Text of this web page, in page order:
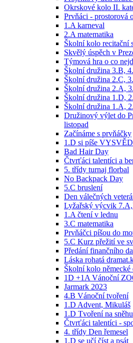
Okrskové kolo II.
Prvňáci - prostorová
1.A karneval
2.A matematika
Školní kolo recitační
Skvělý úspěch v
Týmová hra o co
Školní družina 3.B,
Školní družina 2.C,
Školní družina 2.A,
Školní družina 1.D,
Školní družina 1.A,
Družinový výlet do
listopad
Začínáme s prvňáčky
1.D si píše
Bad Hair Day
Čtvrťáci talentíci a
5. třídy turnaj florbal
No Backpack Day
5.C bruslení
Den válečných
Lyžařský výcvik
1.A čtení v lednu
3.C matematika
Prvňáčci píšou do
5.C Kurz přežití ve
Předání finančního
Láska rohatá
Školní kolo
1D +1A Vánoční
Jarmark 2023
4.B Vánoční tvoření
1.D Advent, Mikuláš
1.D Tvoření na sněhu
Čtvrťáci talentíci -
4. třídy Den řemesel
1.D se učí číst a psát